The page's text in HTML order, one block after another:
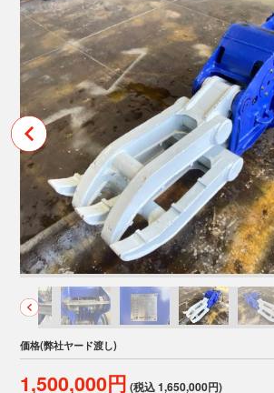
価格(弊社ヤード渡し)
1,500,000円 (税込 1,650,000円)